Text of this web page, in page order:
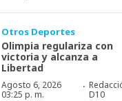
Otros Deportes
Olimpia regulariza con
victoria y alcanza a
Libertad
Agosto 6, 2026
03:25 p. m.
·
D10